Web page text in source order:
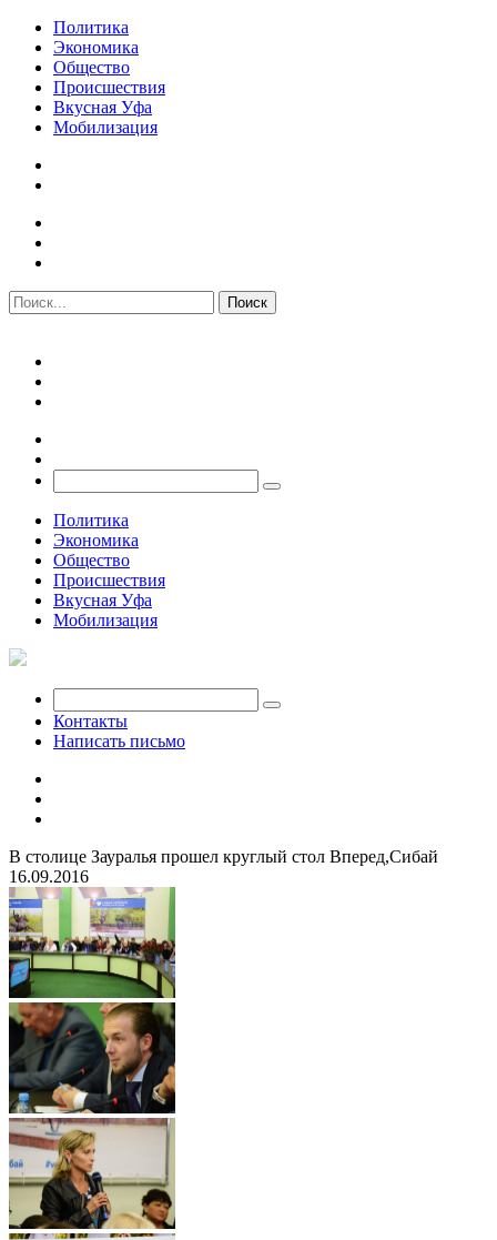
Политика
Экономика
Общество
Происшествия
Вкусная Уфа
Мобилизация
Политика
Экономика
Общество
Происшествия
Вкусная Уфа
Мобилизация
Контакты
Написать письмо
В столице Зауралья прошел круглый стол Вперед,Сибай
16.09.2016